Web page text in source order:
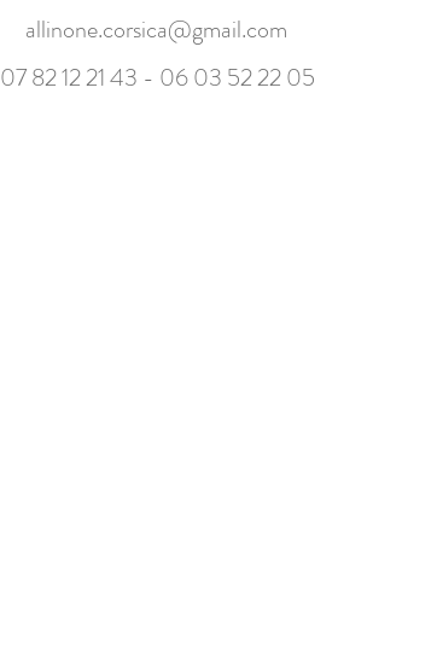
allinone.corsica@gmail.com
07 82 12 21 43 - 0603 52 22 05